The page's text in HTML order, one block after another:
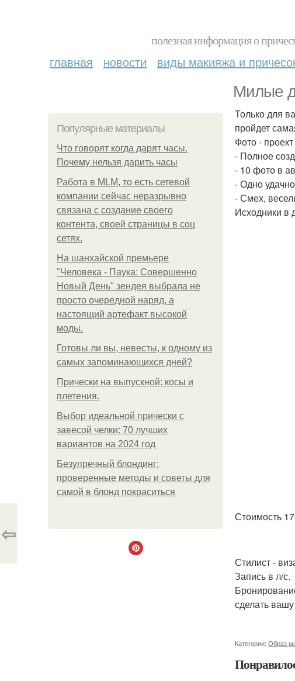
полезная информация о
главная новости виды макияжа и
Милые
Популярные материалы
Что говорят когда дарят часы.
Почему нельзя дарить часы
Работа в MLM, то есть сетевой
компании сейчас неразрывно
связана с создание своего
контента, своей страницы в соц
сетях.
На шанхайской премьере
"Человека - Паука: Совершенно
Новый День" зендея выбрала не
просто очередной наряд, а
настоящий артефакт высокой
моды.
Готовы ли вы, невесты, к одному из
самых запоминающихся дней?
Прически на выпускной: косы и
плетения.
Выбор идеальной прически с
завесой челки: 70 лучших
вариантов на 2024 год
Безупречный блондинг:
проверенные методы и советы для
самой в блонд покраситься
Только для
пройдет
Фото -
- Полное
- 10 фото в
- Одно
- Смех,
Исходники в
Стоимость
Стилист -
Запись в л/с.
сделать
Категории: Образ
⇦